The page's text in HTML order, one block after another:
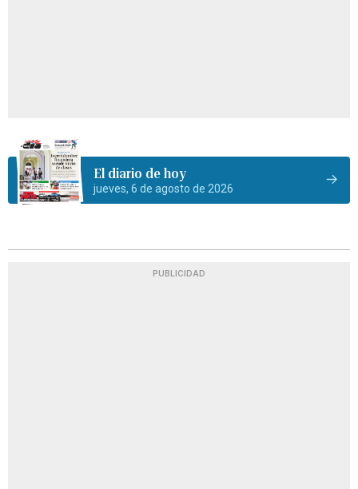
El diario de hoy
jueves, 6 de agosto de 2026
PUBLICIDAD